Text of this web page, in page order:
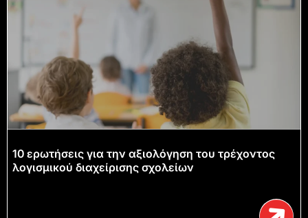
10 ερωτήσεις για την αξιολόγηση του τρέχοντος
λογισμικού διαχείρισης σχολείων